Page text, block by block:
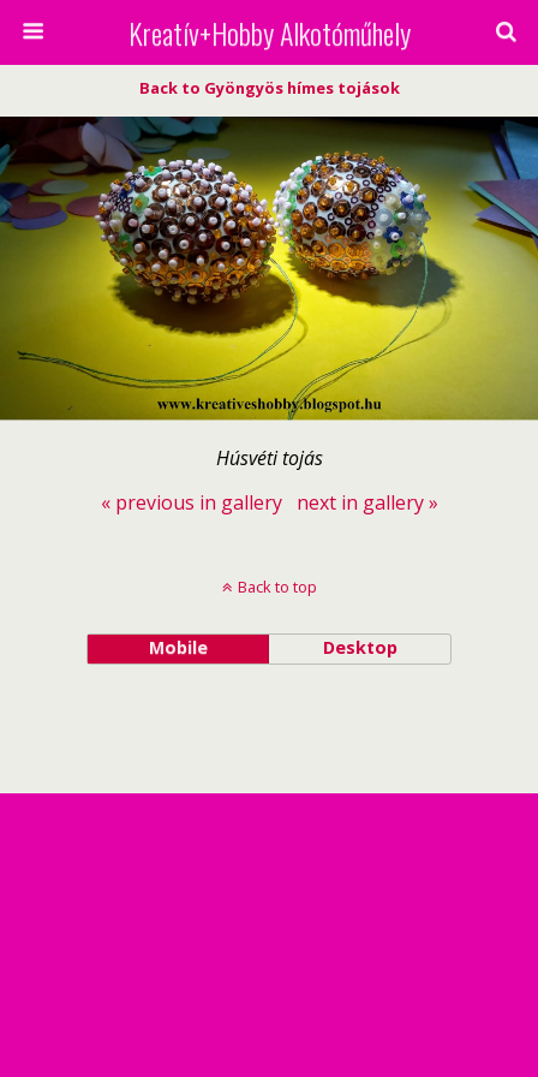
Kreatív+Hobby Alkotóműhely
Back to Gyöngyös hímes tojások
Húsvéti tojás
« previous in gallery
next in gallery »
Back to top
Mobile Desktop